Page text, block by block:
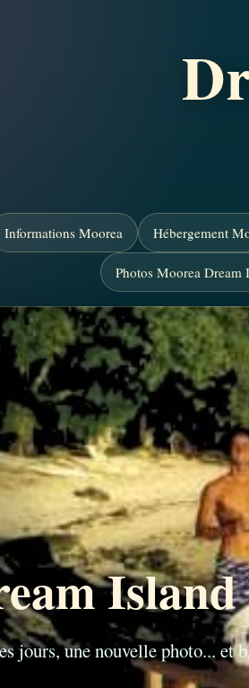
Informations Moorea Hébergement
Photos Moorea Dream
jours, une nouvelle photo... et